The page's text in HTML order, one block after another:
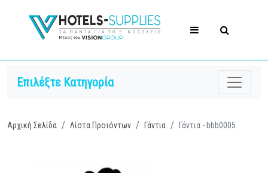
Επιλέξτε Κατηγορία
Αρχική Σελίδα Λίστα Προϊόντων Γάντια Γάντια - bbb0005